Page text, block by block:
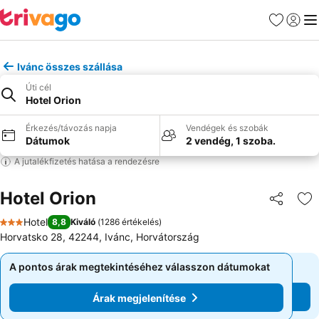
Kedvencek
Ivánc összes szállása
Úti cél
Hotel Orion
Érkezés/távozás napja
Dátumok
Vendégek és szobák
2 vendég, 1 szoba.
A jutalékfizetés hatása a rendezésre
Hotel Orion
3 Kategória
Hotel 8,8 Kiváló (1286 értékelés)
Horvatsko 28, 42244, Ivánc, Horvátország
A pontos árak megtekintéséhez válasszon dátumokat
Árak megjelenítése
A pontos árak megtekintéséhez válasszon dátumokat
Árak megjelenítése